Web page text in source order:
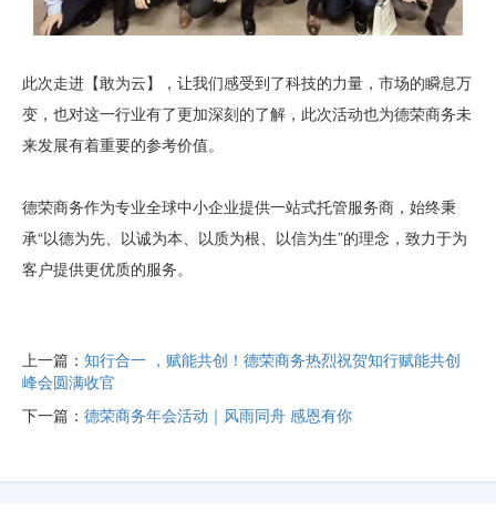
此次走进【敢为云】，让我们感受到了科技的力量，市场的瞬息万
变，也对这一行业有了更加深刻的了解，此次活动也为德荣商务未
来发展有着重要的参考价值。
德荣商务作为专业全球中小企业提供一站式托管服务商，始终秉
承“以德为先、以诚为本、以质为根、以信为生”的理念，致力于为
客户提供更优质的服务。
上一篇： 知行合一 ，赋能共创！德荣商务热烈祝贺知行赋能共创
峰会圆满收官
下一篇： 德荣商务年会活动｜风雨同舟 感恩有你